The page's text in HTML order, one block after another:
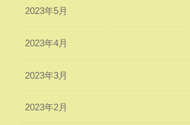
2023年5月
2023年4月
2023年3月
2023年2月